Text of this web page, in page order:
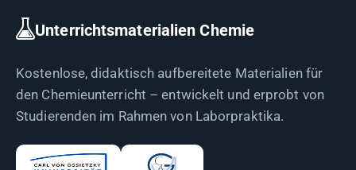
Unterrichtsmaterialien Chemie
Kostenlose, didaktisch aufbereitete Materialien für
den Chemieunterricht – entwickelt und erprobt von
Studierenden im Rahmen von Laborpraktika.